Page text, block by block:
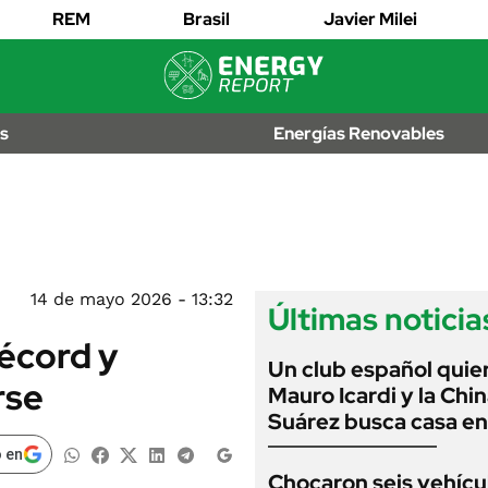
REM Brasil Javier Milei
EDICTOS
Energías Renovables
14 de mayo 2026 - 13:32
y
en
Últimas
Un club español
Mauro Icardi y la
Suárez busca casa